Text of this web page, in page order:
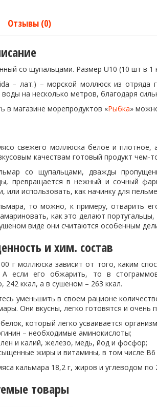
Отзывы (0)
со щупальцами. Размер U10 (10 шт в 1
– лат.) – морской моллюск из
воды на несколько метров, благодаря
в магазине морепродуктов «Рыбка»
свежего моллюска белое и
качествам готовый продукт чем-
со щупальцами, дважды
превращается в нежный и сочный
или использовать, как начинку для
то можно, к примеру, отварить
как это делают
виде они считаются особенным
и хим. состав
г моллюска зависит от того, каким
если его обжарить, то в
242 ккал, а в сушеном – 263 ккал.
уменьшить в своем рационе
Они вкусны, легко готовятся и
который легко усваивается
– необходимые аминокислоты;
и калий, железо, медь, йод и фосфор;
жиры и витамины, в том числе В6
кальмара 18,2 г, жиров и углеводом по
товары